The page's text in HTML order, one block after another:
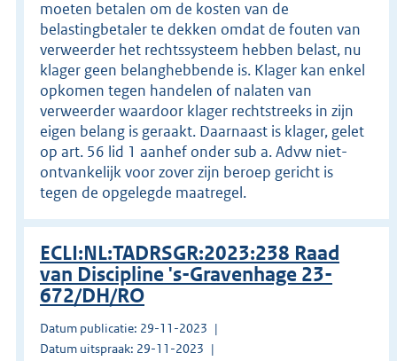
moeten betalen om de kosten van de
belastingbetaler te dekken omdat de fouten van
verweerder het rechtssysteem hebben belast, nu
klager geen belanghebbende is. Klager kan enkel
opkomen tegen handelen of nalaten van
verweerder waardoor klager rechtstreeks in zijn
eigen belang is geraakt. Daarnaast is klager, gelet
op art. 56 lid 1 aanhef onder sub a. Advw niet-
ontvankelijk voor zover zijn beroep gericht is
tegen de opgelegde maatregel.
ECLI:NL:TADRSGR:2023:238 Raad
van Discipline 's-Gravenhage 23-
672/DH/RO
Datum publicatie: 29-11-2023
Datum uitspraak: 29-11-2023